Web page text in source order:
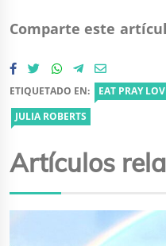
Comparte este
ETIQUETADO EN: EAT PRAY
JULIA ROBERTS
Artículos